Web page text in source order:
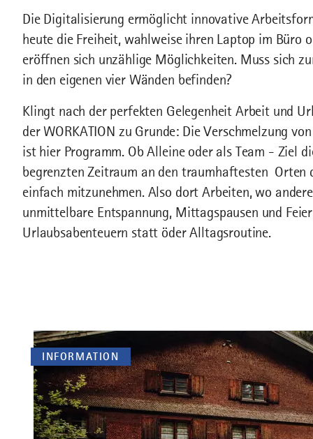
Die Digitalisierung ermöglicht innovative
heute die Freiheit, wahlweise ihren Laptop im Büro
eröffnen sich unzählige Möglichkeiten. Muss sich
in den eigenen vier Wänden befinden?
Klingt nach der perfekten Gelegenheit Arbeit und
der WORKATION zu Grunde: Die Verschmelzung
ist hier Programm. Ob Alleine oder als Team - Ziel
begrenzten Zeitraum an den traumhaftesten Orten
einfach mitzunehmen. Also dort Arbeiten, wo
unmittelbare Entspannung, Mittagspausen und
Urlaubsabenteuern statt öder Alltagsroutine.
INFORMATION